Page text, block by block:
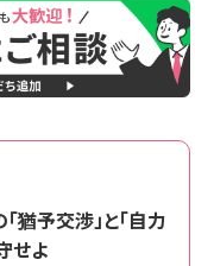
猶予交渉」と「自力
せよ